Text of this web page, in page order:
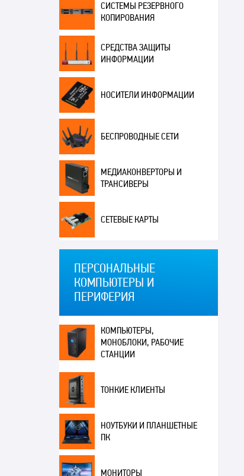
СИСТЕМЫ РЕЗЕРВНОГО
КОПИРОВАНИЯ
СРЕДСТВА ЗАЩИТЫ
ИНФОРМАЦИИ
НОСИТЕЛИ ИНФОРМАЦИИ
БЕСПРОВОДНЫЕ СЕТИ
МЕДИАКОНВЕРТОРЫ И
ТРАНСИВЕРЫ
СЕТЕВЫЕ КАРТЫ
ПЕРСОНАЛЬНЫЕ
КОМПЬЮТЕРЫ И
ПЕРИФЕРИЯ
КОМПЬЮТЕРЫ,
МОНОБЛОКИ, РАБОЧИЕ
СТАНЦИИ
ТОНКИЕ КЛИЕНТЫ
НОУТБУКИ И ПЛАНШЕТНЫЕ
ПК
МОНИТОРЫ